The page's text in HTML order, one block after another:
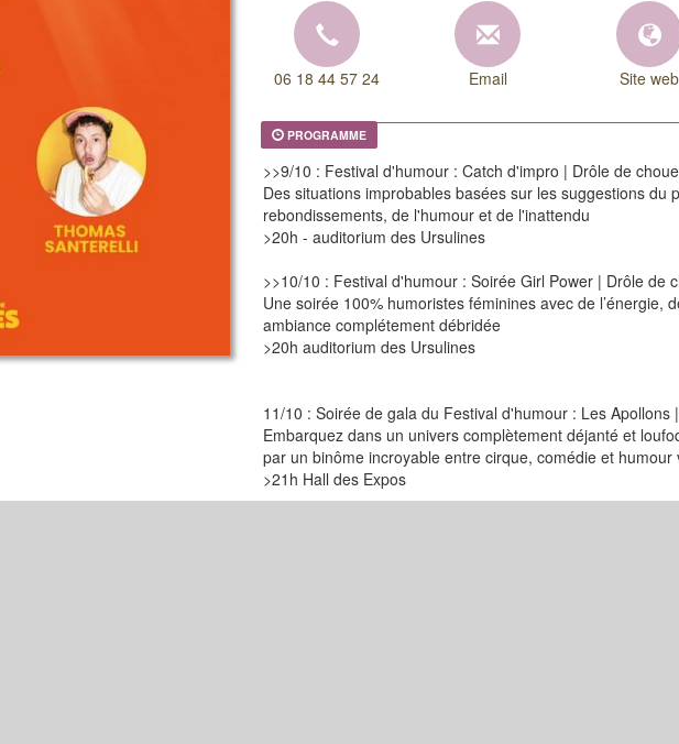
06 18 44 57 24 Email Site web
PROGRAMME
>>9/10 : Festival d'humour : Catch d'impro | Drôle de
Des situations improbables basées sur les suggestions du
rebondissements, de l'humour et de l'inattendu
>20h - auditorium des Ursulines
>>10/10 : Festival d'humour : Soirée Girl Power | Drôle de
Une soirée 100% humoristes féminines avec de l’énergie,
ambiance complétement débridée
>20h auditorium des Ursulines
11/10 : Soirée de gala du Festival d'humour : Les Apollons
Embarquez dans un univers complètement déjanté et
par un binôme incroyable entre cirque, comédie et humour
>21h Hall des Expos